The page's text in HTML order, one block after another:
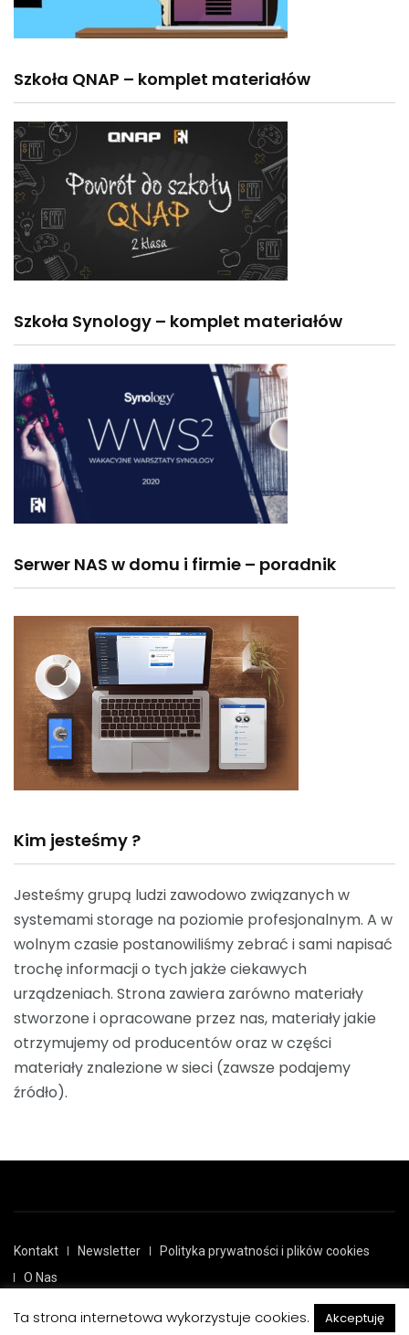
Szkoła QNAP – komplet materiałów
Szkoła Synology – komplet materiałów
Serwer NAS w domu i firmie – poradnik
Kim jesteśmy ?
Jesteśmy grupą ludzi zawodowo związanych w
systemami storage na poziomie profesjonalnym. A w
wolnym czasie postanowiliśmy zebrać i sami napisać
trochę informacji o tych jakże ciekawych
urządzeniach. Strona zawiera zarówno materiały
stworzone i opracowane przez nas, materiały jakie
otrzymujemy od producentów oraz w części
materiały znalezione w sieci (zawsze podajemy
źródło).
Kontakt Newsletter
Polityka prywatności i plików cookies
O Nas
Ta strona internetowa wykorzystuje cookies. Akceptuję